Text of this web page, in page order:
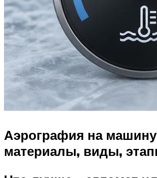
Аэрография на
материалы, виды,